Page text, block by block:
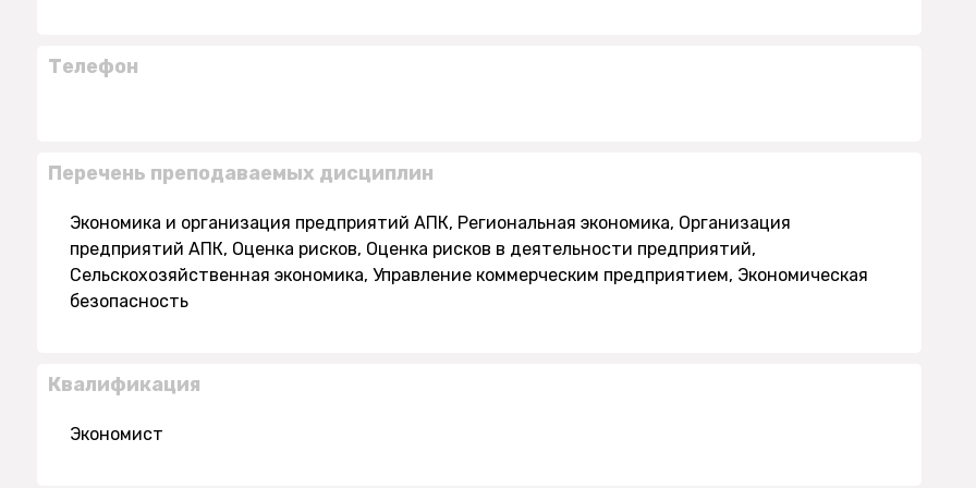
Телефон
Перечень преподаваемых дисциплин
Экономика и организация предприятий АПК, Региональная экономика, Организация
предприятий АПК, Оценка рисков, Оценка рисков в деятельности предприятий,
Сельскохозяйственная экономика, Управление коммерческим предприятием, Экономическая
безопасность
Квалификация
Экономист